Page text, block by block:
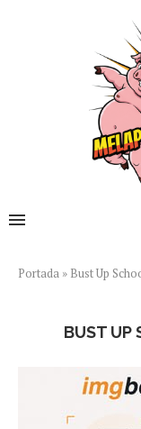
Portada » Bust Up
BUST UP